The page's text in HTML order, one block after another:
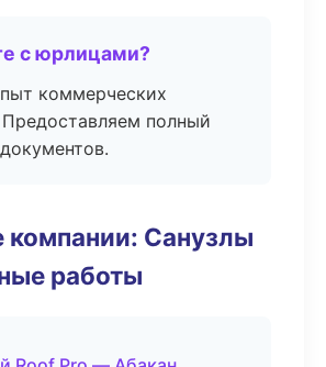
с юрлицами?
коммерческих
полный
Санузлы
работы